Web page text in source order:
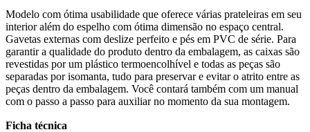
Modelo com ótima usabilidade que oferece várias prateleiras em seu
interior além do espelho com ótima dimensão no espaço central.
Gavetas externas com deslize perfeito e pés em PVC de série. Para
garantir a qualidade do produto dentro da embalagem, as caixas são
revestidas por um plástico termoencolhível e todas as peças são
separadas por isomanta, tudo para preservar e evitar o atrito entre as
peças dentro da embalagem. Você contará também com um manual
com o passo a passo para auxiliar no momento da sua montagem.
Ficha técnica